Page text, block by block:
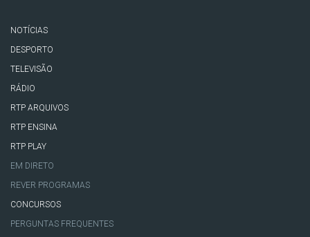
NOTÍCIAS
DESPORTO
TELEVISÃO
RÁDIO
RTP ARQUIVOS
RTP ENSINA
RTP PLAY
EM DIRETO
REVER PROGRAMAS
CONCURSOS
PERGUNTAS FREQUENTES